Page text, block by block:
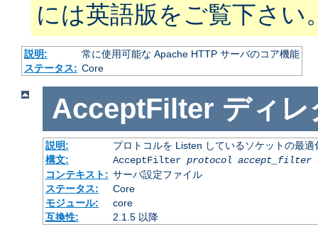
には英語版をご覧下さい
説明:
常に使用可能な Apache HTTP サーバのコア機能
ステータス: Core
AcceptFilter ディレ
説明:
プロトコルを Listen しているソケットの最適
構文:
AcceptFilter protocol accept_filter
コンテキスト: サーバ設定ファイル
ステータス:
Core
モジュール:
core
互換性:
2.1.5 以降